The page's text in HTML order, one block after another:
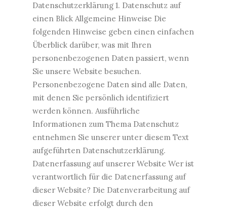
Datenschutzerklärung 1. Datenschutz auf
einen Blick Allgemeine Hinweise Die
folgenden Hinweise geben einen einfachen
Überblick darüber, was mit Ihren
personenbezogenen Daten passiert, wenn
Sie unsere Website besuchen.
Personenbezogene Daten sind alle Daten,
mit denen Sie persönlich identifiziert
werden können. Ausführliche
Informationen zum Thema Datenschutz
entnehmen Sie unserer unter diesem Text
aufgeführten Datenschutzerklärung.
Datenerfassung auf unserer Website Wer ist
verantwortlich für die Datenerfassung auf
dieser Website? Die Datenverarbeitung auf
dieser Website erfolgt durch den